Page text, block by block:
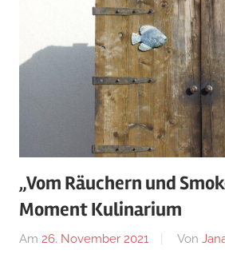
„Vom Räuchern und
Moment Kulinarium
Am 26. November 2021 Von